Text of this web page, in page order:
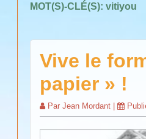
MOT(S)-CLÉ(S): vitiyou
Vive le
papier » !
ParJean Mordant |